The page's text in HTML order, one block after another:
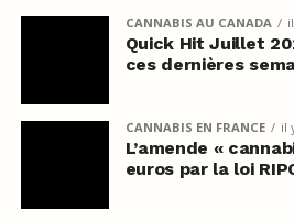
CANNABIS AU CANADA
Quick Hit Juillet
ces dernières
CANNABIS EN FRANCE il
L’amende «
euros par la loi